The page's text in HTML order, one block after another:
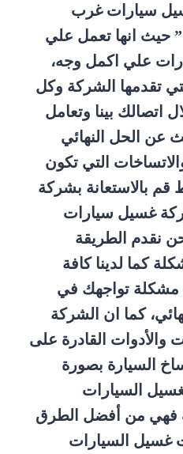
سيارات غرب
حيث انها تعمل علي
علي اكمل وجه،
تقدمها الشركة وكل
اتصالك بينا وتعامل
عن الحل النهائي
التي تكون
بالاستعانة بشركة
غسيل سيارات
نقدم الطريقة
كما لدينا كافة
مشكلة تواجهك في
كما ان الشركة
والأدوات القادرة على
السيارة بصورة
السيارات
فهي من أفضل الطرق
غسيل السيارات